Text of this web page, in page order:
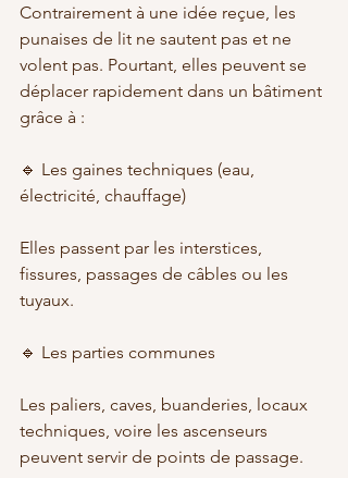
Contrairement à une idée reçue, les
punaises de lit ne sautent pas et ne
volent pas. Pourtant, elles peuvent se
déplacer rapidement dans un bâtiment
grâce à :
🔹 Les gaines techniques (eau,
électricité, chauffage)
Elles passent par les interstices,
fissures, passages de câbles ou les
tuyaux.
🔹 Les parties communes
Les paliers, caves, buanderies, locaux
techniques, voire les ascenseurs
peuvent servir de points de passage.